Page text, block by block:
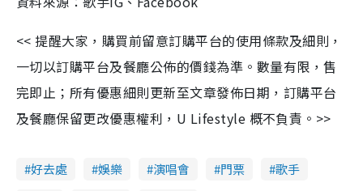
<< 提醒大家，購買前留意訂購平台的使用條款及細則，
一切以訂購平台及餐廳公佈的價錢為準。數量有限，售
完即止；所有優惠細則更新至文章發佈日期，訂購平台
及餐廳保留更改優惠權利，U Lifestyle 概不負責。>>
好去處 娛樂 演唱會 門票
歌手